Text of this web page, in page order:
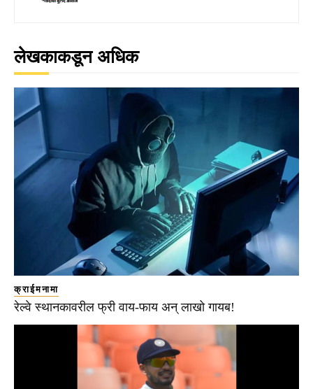
लेखकाकडून अधिक
क्राईमनामा
रेल्वे स्थानकावरील फ्री वाय-फाय अन् लाखो गायब!